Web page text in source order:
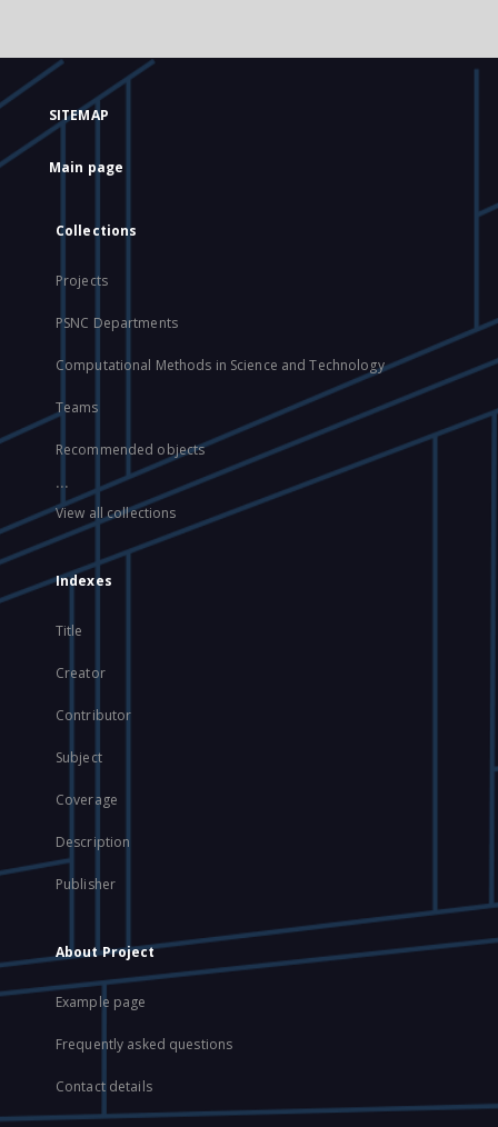
SITEMAP
Main page
Collections
Projects
PSNC Departments
Computational Methods in Science and Technology
Teams
Recommended objects
...
View all collections
Indexes
Title
Creator
Contributor
Subject
Coverage
Description
Publisher
About Project
Example page
Frequently asked questions
Contact details